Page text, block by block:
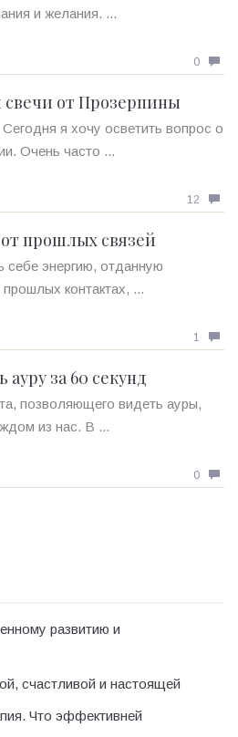
и желания. ...
0
свечи от Прозерпины
я хочу осветить вопрос о
Очень часто ...
12
прошлых связей
себе энергию, отданную
контактах, ...
1
ауру за 60 секунд
позволяющего видеть ауры,
из нас. В ...
0
развитию и
счастливой и настоящей
Что эффективней